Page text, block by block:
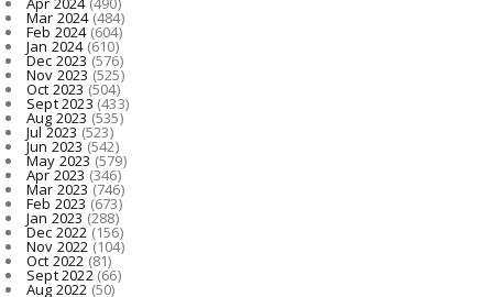
Mar 2024(484)
Feb 2024(604)
Jan 2024(610)
Dec 2023(576)
Nov 2023 (525)
Oct 2023 (504)
Sept 2023 (433)
Aug 2023 (535)
Jul 2023 (523)
Jun 2023(542)
May 2023(579)
Apr 2023 (346)
Mar 2023 (746)
Feb 2023 (673)
Jan 2023 (288)
Dec 2022(156)
Nov 2022 (104)
Oct 2022 (81)
Sept 2022(66)
Aug 2022 (50)